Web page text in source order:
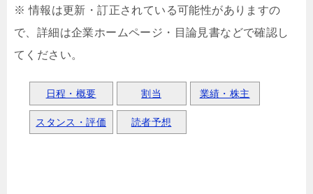
※ 情報は更新・訂正されている可能性がありますの
で、詳細は企業ホームページ・目論見書などで確認し
てください。
日程・概要 割当 業績・株主
スタンス・評価 読者予想